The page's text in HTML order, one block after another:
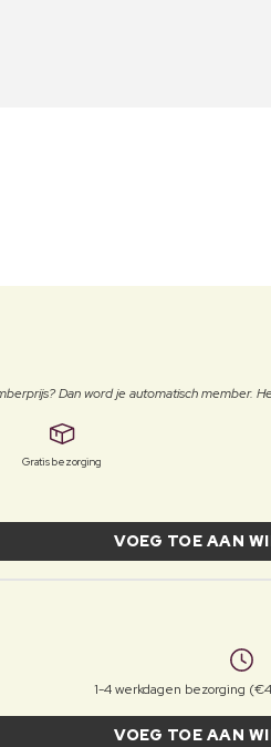
Dan word je automatisch member.
Gratis bezorging
VOEG TOE AAN
1-4 werkdagen bezorging
VOEG TOE AAN